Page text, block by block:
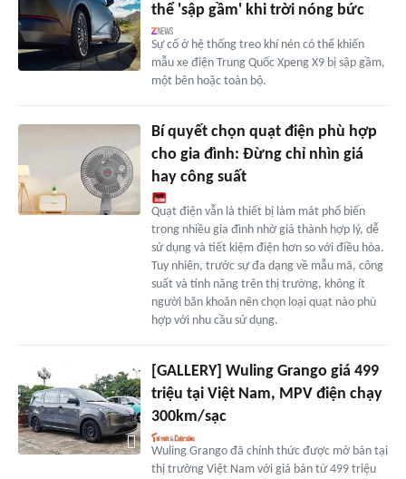
thể 'sập gầm' khi trời nóng bức
Sự cố ở hệ thống treo khí nén có thể khiến
mẫu xe điện Trung Quốc Xpeng X9 bị sập gầm,
một bên hoặc toàn bộ.
Bí quyết chọn quạt điện phù hợp
cho gia đình: Đừng chỉ nhìn giá
hay công suất
Quạt điện vẫn là thiết bị làm mát phổ biến
trong nhiều gia đình nhờ giá thành hợp lý, dễ
sử dụng và tiết kiệm điện hơn so với điều hòa.
Tuy nhiên, trước sự đa dạng về mẫu mã, công
suất và tính năng trên thị trường, không ít
người băn khoăn nên chọn loại quạt nào phù
hợp với nhu cầu sử dụng.
[GALLERY] Wuling Grango giá 499
triệu tại Việt Nam, MPV điện chạy
300km/sạc
Wuling Grango đã chính thức được mở bán tại
thị trường Việt Nam với giá bán từ 499 triệu